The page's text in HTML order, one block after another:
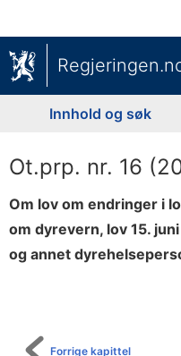
Innhold og søk
Ot.prp. nr. 16
Om lov om endringer i
om dyrevern, lov 15.
og annet
Forrige kapittel